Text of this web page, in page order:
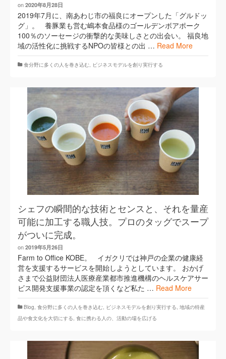
on 2020年8月28日
2019年7月に、南あわじ市の福良にオープンした「グルドッ
グ」。 養豚業も営む嶋本食品様のゴールデンボアポーク
100％のソーセージの衝撃的な美味しさとの出会い。 福良地
域の活性化に挑戦するNPOの皆様との出 … Read More
​食分野に多くの人を巻き込む, ビジネスモデルを創り実行する
シェフの瞬間的な技術とセンスと、それを量産
可能に加工する職人技。プロのタッグでスープ
がついに完成。
on 2019年5月26日
Farm to Office KOBE。 イガクリでは神戸の企業の健康経
営を支援するサービスを開始しようとしています。 おかげ
さまで公益財団法人医療産業都市推進機構のヘルスケアサー
ビス開発支援事業の認定を頂くなど私た … Read More
Blog, ​食分野に多くの人を巻き込む, ビジネスモデルを創り実行する, 地域の特産
品や食文化を大切にする, 食に携わる人の、活動の場を広げる